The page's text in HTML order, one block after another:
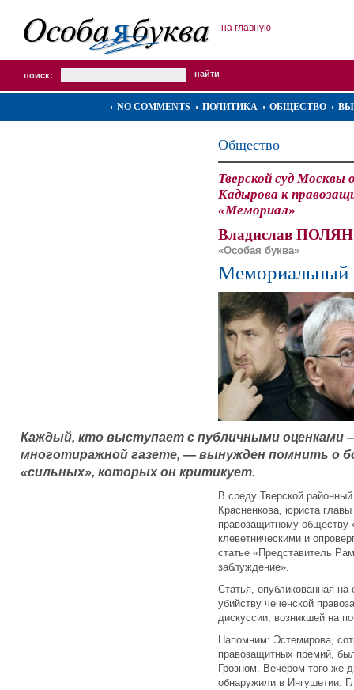
на главную
поиск:
NO COMMENTS ПОЛИТИКА ОБЩЕСТВО
Общество
Тверской суд Москвы
Кадырова к
«Мемориал»
Владислав
«Особая буква»
Мемориальный
Каждый, кто выступает с публичными оценками
многотиражной газете, — вынужден помнить о
«сильных», которых он критикует.
В среду Тверской
Красненкова, юриста
правозащитному обществу
клеветническими и
статье «Представитель
заблуждение».
Статья, опубликованная
убийству чеченской
дискуссии, возникшей на
Напомним: Эстемирова,
правозащитных премий,
Грозном. Вечером того же
обнаружили в Ингушетии.